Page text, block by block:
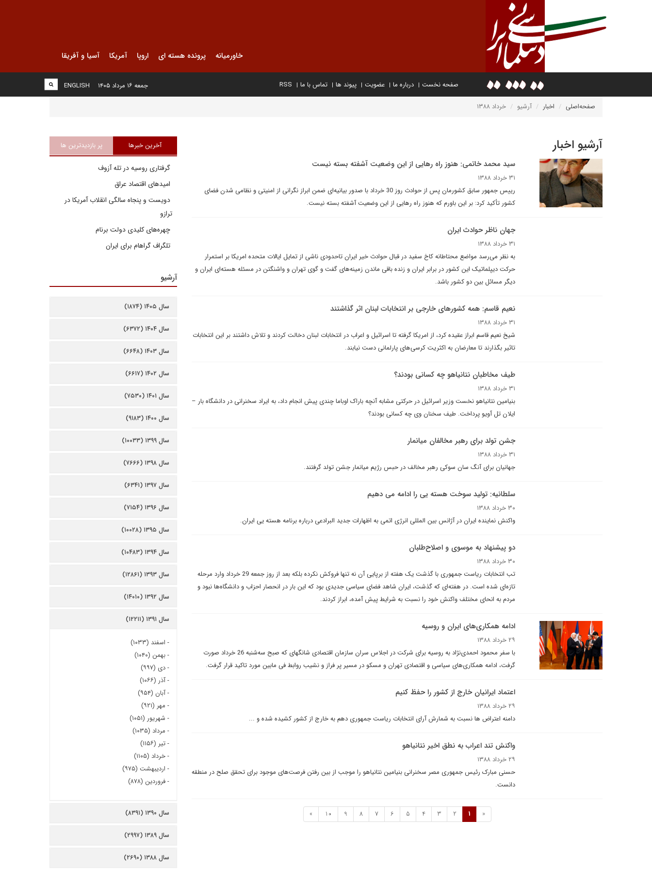
خاورمیانه پرونده هسته ای اروپا آمریکا آسیا و آفریقا
صفحه نخست درباره ما عضویت پیوند ها تماس با ما RSS
ENGLISH جمعه ۱۶ مرداد ۱۴۰۵
صفحه‌اصلی اخبار آرشیو خرداد ۱۳۸۸
آرشیو اخبار
سید محمد خاتمی: هنوز راه رهایی از این وضعیت آشفته بسته نیست
۳۱ خرداد ۱۳۸۸
رییس جمهور سابق کشورمان پس از حوادث روز 30 خرداد با صدور بیانیه‌ای ضمن ابراز نگرانی از امنیتی و نظامی شدن فضای
کشور تأکید کرد: بر این باورم که هنوز راه رهایی از این وضعیت آشفته بسته نیست.
جهان ناظر حوادث ایران
۳۱ خرداد ۱۳۸۸
به نظر می‌رسد مواضع محتاطانه کاخ سفید در قبال حوادث خیر ایران تاحدودی ناشی از تمایل ایالات متحده امریکا بر استمرار
حرکت دیپلماتیک این کشور در برابر ایران و زنده باقی ماندن زمینه‌های گفت و گوی تهران و واشنگتن در مسئله هسته‌ای ایران و
دیگر مسائل بین دو کشور باشد.
نعيم قاسم: همه کشورهاى خارجى بر انتخابات لبنان اثر گذاشتند
۳۱ خرداد ۱۳۸۸
شیخ نعيم قاسم ابراز عقیده کرد، از امريکا گرفته تا اسرائيل و اعراب در انتخابات لبنان دخالت کردند و تلاش داشتند بر اين انتخابات
تاثير بگذارند تا معارضان به اکثريت کرسى‌هاى پارلمانى دست نيابند.
طيف مخاطبان نتانياهو چه کسانى بودند؟
۳۱ خرداد ۱۳۸۸
بنیامین نتانیاهو نخست وزير اسرائيل در حرکتى مشابه آنچه باراک اوباما چندى پيش انجام داد، به ايراد سخنرانى در دانشگاه بار –
ايلان تل آويو پرداخت. طيف سخنان وى چه کسانى بودند؟
جشن تولد براى رهبر مخالفان ميانمار
۳۱ خرداد ۱۳۸۸
جهانيان براى آنگ سان سوکى رهبر مخالف در حبس رژيم ميانمار جشن تولد گرفتند.
سلطانيه: توليد سوخت هسته يى را ادامه مى دهيم
۳۰ خرداد ۱۳۸۸
واکنش نماينده ايران در آژانس بين المللى انرژى اتمى به اظهارات جديد البرادعى درباره برنامه هسته يى ايران.
دو پیشنهاد به موسوی و اصلاح‌طلبان
۳۰ خرداد ۱۳۸۸
تب انتخابات ریاست جمهوری با گذشت یک هفته از برپایی آن نه تنها فروکش نکرده بلکه بعد از روز جمعه 29 خرداد وارد مرحله
تازه‌ای شده است. در هفته‌ای که گذشت، ایران شاهد فضای سیاسی جدیدی بود که این بار در انحصار احزاب و دانشگاه‌ها نبود و
مردم به انحای مختلف واکنش خود را نسبت به شرایط پیش آمده، ابراز کردند.
ادامه همکاری‌های ایران و روسیه
۲۹ خرداد ۱۳۸۸
با سفر محمود احمدی‌نژاد به روسیه برای شرکت در اجلاس سران سازمان اقتصادی شانگهای که صبح سه‌شنبه 26 خرداد صورت
گرفت، ادامه همکاری‌های سیاسی و اقتصادی تهران و مسکو در مسیر پر فراز و نشیب روابط فی مابین مورد تاکید قرار گرفت.
اعتماد ایرانیان خارج از کشور را حفظ کنیم
۲۹ خرداد ۱۳۸۸
دامنه اعتراض ها نسبت به شمارش آرای انتخابات ریاست جمهوری دهم به خارج از کشور کشیده شده و ...
واکنش تند اعراب به نطق اخير نتانياهو
۲۹ خرداد ۱۳۸۸
حسنی مبارک رئيس جمهوری مصر سخنرانى بنيامين نتانياهو را موجب از بين رفتن فرصت‌هاى موجود برای تحقق صلح در منطقه
دانست.
«
1
2
3
4
5
6
7
8
9
10
»
آخرین خبرها پر بازدیدترین ها
گرفتاری روسیه در تله آزوف
امیدهای اقتصاد عراق
دویست و پنجاه سالگی انقلاب آمریکا در
ترازو
چهره‌های کلیدی دولت برنام
تلگراف گراهام برای ایران
آرشیو
سال ۱۴۰۵ (۱۸۷۴)
سال ۱۴۰۴ (۶۳۷۲)
سال ۱۴۰۳ (۶۶۴۸)
سال ۱۴۰۲ (۶۶۱۷)
سال ۱۴۰۱ (۷۵۳۰)
سال ۱۴۰۰ (۹۱۸۳)
سال ۱۳۹۹ (۱۰۰۳۳)
سال ۱۳۹۸ (۷۶۶۶)
سال ۱۳۹۷ (۶۳۴۱)
سال ۱۳۹۶ (۷۱۵۴)
سال ۱۳۹۵ (۱۰۰۲۸)
سال ۱۳۹۴ (۱۰۴۸۳)
سال ۱۳۹۳ (۱۲۸۶۱)
سال ۱۳۹۲ (۱۴۰۱۰)
سال ۱۳۹۱ (۱۲۲۱۱)
- اسفند (۱۰۳۳)
-بهمن (۱۰۴۰)
-دی (۹۹۷)
-آذر (۱۰۶۶)
-آبان (۹۵۴)
- مهر (۹۲۱)
- شهریور (۱۰۵۱)
- مرداد (۱۰۳۵)
-تیر (۱۱۵۶)
-خرداد (۱۱۰۵)
- اردیبهشت (۹۷۵)
-فروردین (۸۷۸)
سال ۱۳۹۰ (۸۳۹۱)
سال ۱۳۸۹ (۲۹۹۷)
سال ۱۳۸۸ (۲۶۹۰)